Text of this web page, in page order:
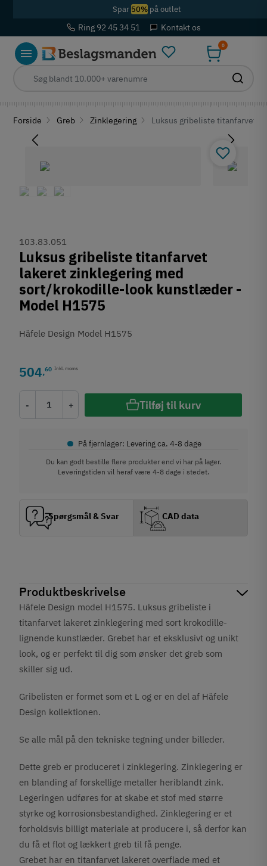
Spar 50%på outlet
Ring 92 45 34 51 Kontakt os
0
Forside Greb Zinklegering Luksus gribeliste titanfarvet
Produktbeskrivelse
Häfele Design model H1575. Luksus gribeliste i
titanfarvet lakeret zinklegering med sort krokodille-
lignende kunstlæder. Grebet har et eksklusivt og unikt
look, og er perfekt til dig som ønsker det greb som
skiller sig ud.
Gribelisten er formet som et L og er en del af Häfele
Design kollektionen.
Se alle mål på den tekniske tegning under billeder.
Dette greb er produceret i zinklegering. Zinklegering er
en blanding af forskellige metaller heriblandt zink.
Legeringen udføres for at skabe et stof med større
styrke og korrosionsbestandighed. Zinklegering er et
forholdsvis billigt materiale at producere i, så derfor kan
du få et flot og lækkert greb til få penge.
Grebet har en titanfarvet lakeret overflade med et
103.83.051
Luksus gribeliste titanfarvet
lakeret zinklegering med
sort/krokodille-look kunstlæder -
Model H1575
Häfele Design Model H1575
504,60 Inkl. moms
- + Tilføj til kurv
• På fjernlager: Levering ca. 4-8 dage
Du kan godt bestille flere produkter end vi har på lager.
Leveringstiden vil heraf være 4-8 dage i stedet.
Spørgsmål & Svar CAD data